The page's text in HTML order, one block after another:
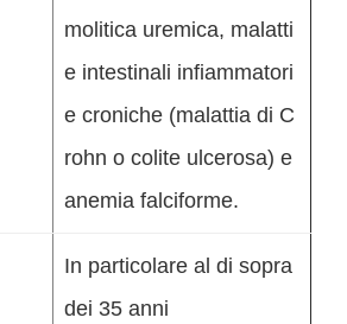
molitica uremica, malatti
e intestinali infiammatori
e croniche (malattia di C
rohn o colite ulcerosa) e
anemia falciforme.
In particolare al di sopra
dei 35 anni